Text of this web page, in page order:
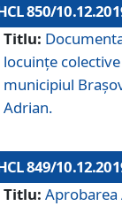
850/
Titlu:
locuințe
municipiul
Adrian.
849/
Titlu: Aprobarea